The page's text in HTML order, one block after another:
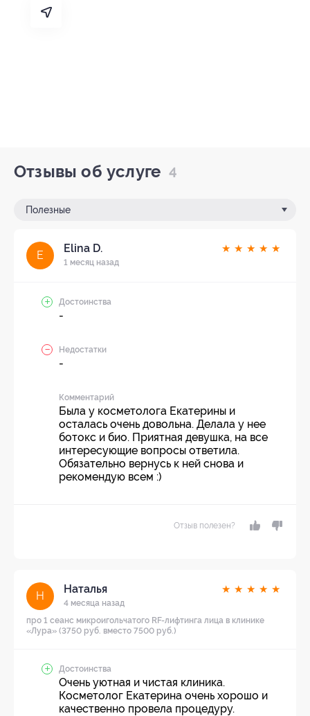
Отзывы об услуге 4
Полезные
E
Elina D.
1 месяц назад
★ ★ ★ ★ ★
Достоинства
-
Недостатки
-
Комментарий
Была у косметолога Екатерины и
осталась очень довольна. Делала у нее
ботокс и био. Приятная девушка, на все
интересующие вопросы ответила.
Обязательно вернусь к ней снова и
рекомендую всем :)
Отзыв полезен?
Н
Наталья
4 месяца назад
★ ★ ★ ★ ★
про 1 сеанс микроигольчатого RF-лифтинга лица в клинике
«Лура» (3750 руб. вместо 7500 руб.)
Достоинства
Очень уютная и чистая клиника.
Косметолог Екатерина очень хорошо и
качественно провела процедуру.